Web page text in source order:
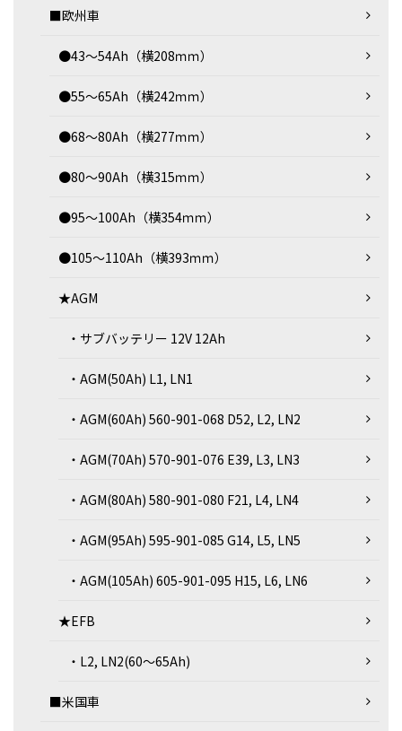
■欧州車
●43～54Ah（横208ｍｍ）
●55～65Ah（横242ｍｍ）
●68～80Ah（横277ｍｍ）
●80～90Ah（横315ｍｍ）
●95～100Ah（横354ｍｍ）
●105～110Ah（横393ｍｍ）
★AGM
・サブバッテリー 12V 12Ah
・AGM(50Ah) L1, LN1
・AGM(60Ah) 560-901-068 D52, L2, LN2
・AGM(70Ah) 570-901-076 E39, L3, LN3
・AGM(80Ah) 580-901-080 F21, L4, LN4
・AGM(95Ah) 595-901-085 G14, L5, LN5
・AGM(105Ah) 605-901-095 H15, L6, LN6
★EFB
・L2, LN2(60～65Ah)
■米国車